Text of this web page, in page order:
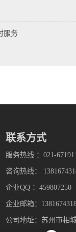
服务
联系方式
服务热线 ：021-
咨询热线：
企业QQ ：459807250
企业邮箱：
公司地址：苏州市相